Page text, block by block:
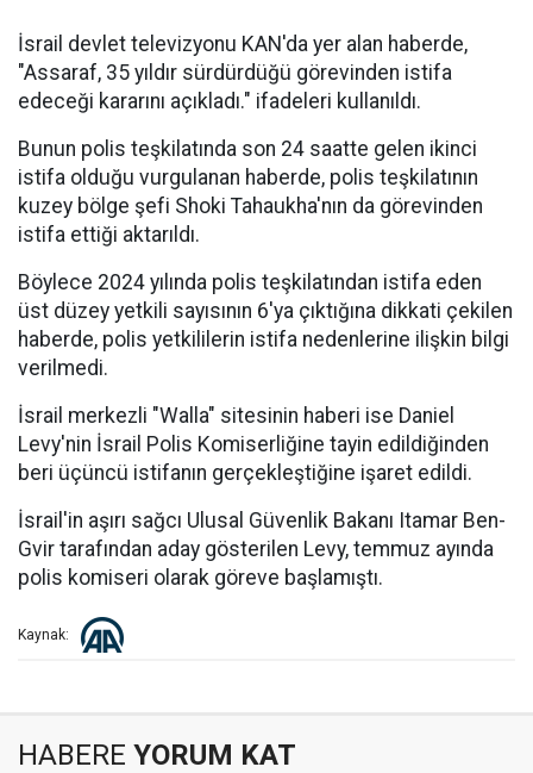
İsrail devlet televizyonu KAN'da yer alan haberde,
"Assaraf, 35 yıldır sürdürdüğü görevinden istifa
edeceği kararını açıkladı." ifadeleri kullanıldı.
Bunun polis teşkilatında son 24 saatte gelen ikinci
istifa olduğu vurgulanan haberde, polis teşkilatının
kuzey bölge şefi Shoki Tahaukha'nın da görevinden
istifa ettiği aktarıldı.
Böylece 2024 yılında polis teşkilatından istifa eden
üst düzey yetkili sayısının 6'ya çıktığına dikkati çekilen
haberde, polis yetkililerin istifa nedenlerine ilişkin bilgi
verilmedi.
İsrail merkezli "Walla" sitesinin haberi ise Daniel
Levy'nin İsrail Polis Komiserliğine tayin edildiğinden
beri üçüncü istifanın gerçekleştiğine işaret edildi.
İsrail'in aşırı sağcı Ulusal Güvenlik Bakanı Itamar Ben-
Gvir tarafından aday gösterilen Levy, temmuz ayında
polis komiseri olarak göreve başlamıştı.
Kaynak:
HABERE YORUM KAT